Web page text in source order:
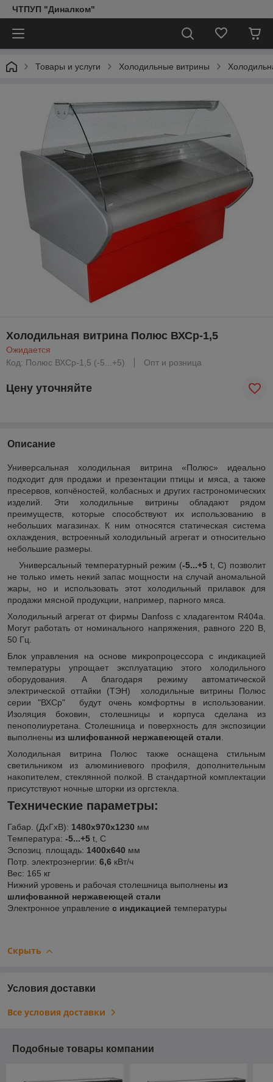
ЧТПУП "Диналком"
Товары и услуги Холодильные витрины
Холодильная витрина Полюс ВХСр-1,5
Ожидается
Код: Полюс ВХСр-1,5 (-5...+5)
Опт и розница
Цену уточняйте
Описание
Универсальная холодильная витрина «Полюс» идеально
подходит для продажи и презентации птицы и мяса, а также
пресервов, копчёностей, колбасных и других гастрономических
изделий. Эти холодильные витрины обладают рядом
преимуществ, которые способствуют их использованию в
небольших магазинах. К ним относятся статическая система
охлаждения, встроенный холодильный агрегат и относительно
небольшие размеры.
Универсальный температурный режим (-5...+5t, C) позволит
не только иметь некий запас мощности на случай аномальной
жары, но и использовать этот холодильный прилавок для
продажи мясной продукции, например, парного мяса.
Холодильный агрегат от фирмы Danfoss с хладагентом R404a.
Могут работать от номинального напряжения, равного 220 В,
50 Гц.
Блок управления на основе микропроцессора с индикацией
температуры упрощает эксплуатацию этого холодильного
оборудования. А благодаря режиму автоматической
электрической оттайки (ТЭН) холодильные витрины Полюс
серии "ВХСр" будут очень комфортны в использовании.
Изоляция боковин, столешницы и корпуса сделана из
пенополиуретана. Столешница и поверхность для экспозиции
выполнены из шлифованной нержавеющей стали
Холодильная витрина Полюс также оснащена стильным
светильником из алюминиевого профиля, дополнительным
накопителем, стеклянной полкой. В стандартной комплектации
присутствуют ночные шторки из оргстекла.
Технические параметры:
Габар. (ДхГхВ): 1480х970х1230 мм
Температура: -5...+5 t, C
Эспозиц. площадь: 1400х640 мм
Потр. электроэнергии: 6,6 кВт/ч
Вес: 165 кг
Нижний уровень и рабочая столешница выполнены из
шлифованной нержавеющей стали
Электронное управление с индикацией температуры
Скрыть
Условия доставки
Все условия доставки
Подобные товары компании